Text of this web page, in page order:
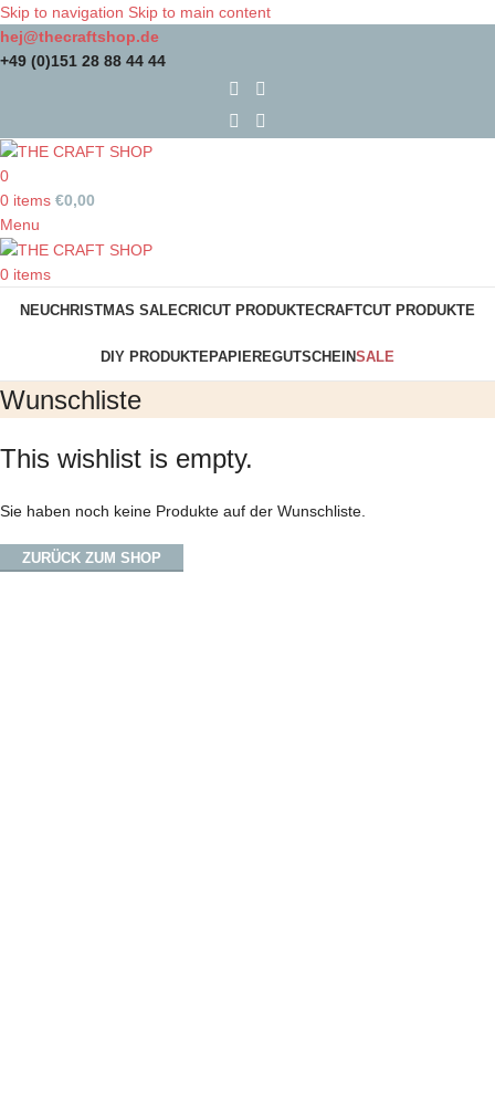
Skip to navigation Skip to main content
hej@thecraftshop.de
+49 (0)151 28 88 44 44
0
0 items €0,00
Menu
0 items
NEUCHRISTMAS SALECRICUT PRODUKTECRAFTCUT PRODUKTE
DIY PRODUKTEPAPIEREGUTSCHEINSALE
Wunschliste
This wishlist is empty.
Sie haben noch keine Produkte auf der Wunschliste.
ZURÜCK ZUM SHOP